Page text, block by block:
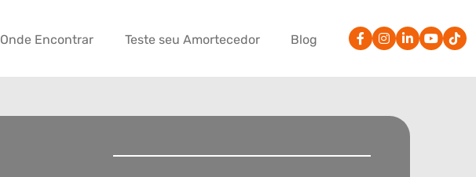
Onde Encontrar Teste seu Amortecedor Blog